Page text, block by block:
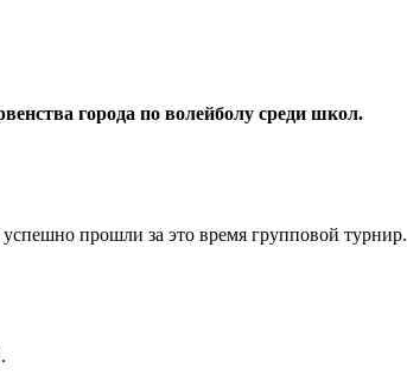
города по волейболу среди школ.
прошли за это время групповой турнир.